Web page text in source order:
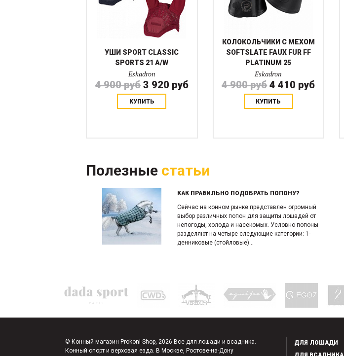
УШИ SPORT CLASSIC
SPORTS 21 A/W
Eskadron
4 900 руб 3 920 руб
КУПИТЬ
КОЛОКОЛЬЧИКИ С МЕХОМ
SOFTSLATE FAUX FUR FF
PLATINUM 25
Eskadron
4 900 руб 4 410 руб
КУПИТЬ
Полезные статьи
КАК ПРАВИЛЬНО ПОДОБРАТЬ ПОПОНУ?
Сейчас на конном рынке представлен огромный
выбор различных попон для защиты лошадей от
непогоды, холода и насекомых. Условно попоны
разделяют на четыре следующие категории: 1-
денниковые (стойловые)...
© Конный магазин Prokoni-Shop, 2026 Все для лошади и всадника.
Конный спорт и верховая езда. В Москве, Ростове-на-Дону
ДЛЯ ЛОШАДИ